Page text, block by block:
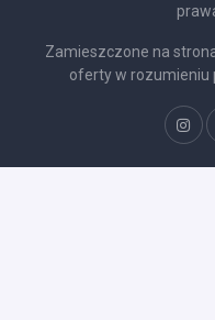
Zamieszczone na
oferty w rozumieniu